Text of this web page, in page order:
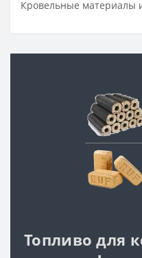
Кровельные материалы
Топливо для